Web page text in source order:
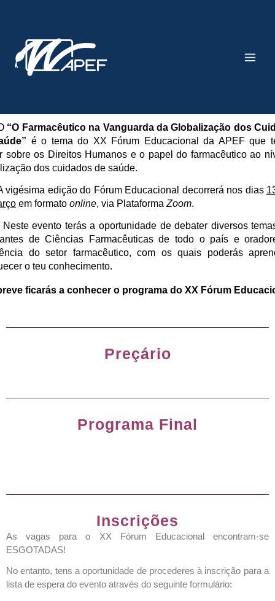
“O Farmacêutico na Vanguarda da Globalização dos
é o tema do XX Fórum Educacional da APEF que
sobre os Direitos Humanos e o papel do farmacêutico ao
dos cuidados de saúde.
edição do Fórum Educacional decorrerá nos dias
em formato online, via Plataforma Zoom.
evento terás a oportunidade de debater diversos
de Ciências Farmacêuticas de todo o país e
do setor farmacêutico, com os quais poderás
o teu conhecimento.
ficarás a conhecer o programa do XX Fórum
Preçário
Programa Final
Inscrições
As vagas para o XX Fórum Educacional encontram-se
ESGOTADAS!
No entanto, tens a oportunidade de procederes à inscrição para a
lista de espera do evento através do seguinte formulário: